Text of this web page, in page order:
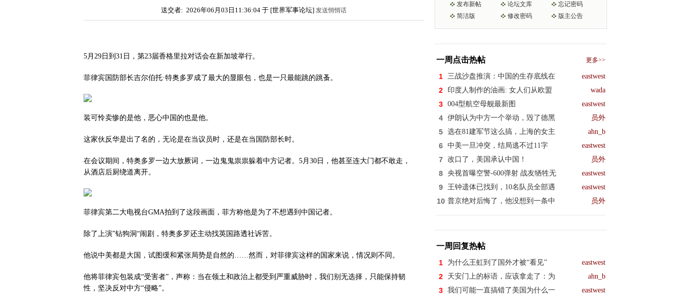
送交者: 2026年06月03日11:36:04 于 [世界军事论坛] 发送悄悄话
5月29日到31日，第23届香格里拉对话会在新加坡举行。
菲律宾国防部长吉尔伯托·特奥多罗成了最大的显眼包，也是一只最能跳的跳蚤。
装可怜卖惨的是他，恶心中国的也是他。
这家伙反华是出了名的，无论是在当议员时，还是在当国防部长时。
在会议期间，特奥多罗一边大放厥词，一边鬼鬼祟祟躲着中方记者。5月30日，他甚至连大门都不敢走，
从酒店后厨绕道离开。
菲律宾第二大电视台GMA拍到了这段画面，菲方称他是为了不想遇到中国记者。
除了上演”钻狗洞“闹剧，特奥多罗还主动找英国路透社诉苦。
他说中美都是大国，试图缓和紧张局势是自然的……然而，对菲律宾这样的国家来说，情况则不同。
他将菲律宾包装成“受害者”，声称：当在领土和政治上都受到严重威胁时，我们别无选择，只能保持韧
性，坚决反对中方“侵略”。
发布新帖 论坛文库
忘记密码
简洁版
修改密码 版主公告
一周点击热帖 更多>>
1 三战沙盘推演：中国的生存底线在 eastwest
2 印度人制作的油画: 女人们从欧盟 wada
3 004型航空母舰最新图 eastwest
4 伊朗认为中方一个举动，毁了德黑 员外
5 选在81建军节这么搞，上海的女主 ahn_b
6 中美一旦冲突，结局逃不过11字 eastwest
7 改口了，美国承认中国！ 员外
8 央视首曝空警-600弹射 战友牺牲无 eastwest
9 王钟遗体已找到，10名队员全部遇 eastwest
10 普京绝对后悔了，他没想到一条中 员外
一周回复热帖
1 为什么王虹到了国外才被“看见” eastwest
2 天安门上的标语，应该拿走了：为 ahn_b
3 我们可能一直搞错了美国为什么一 eastwest